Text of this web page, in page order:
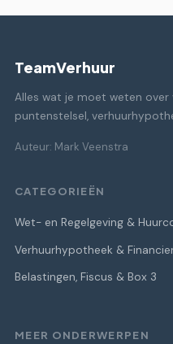
TeamVerhuur
Alles wat je moet weten over
puntenstelsel,
Auteur: Mark Veenstra
CATEGORIEËN
Wet- en Regelgeving &
Verhuurhypotheek &
Belastingen, Fiscus & Box 3
MEER ONDERWERPEN